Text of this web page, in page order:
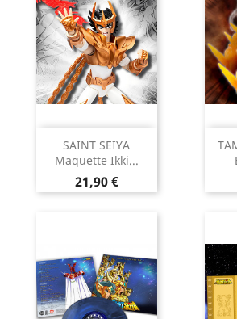
SAINT SEIYA
Maquette Ikki...
Prix
21,90 €